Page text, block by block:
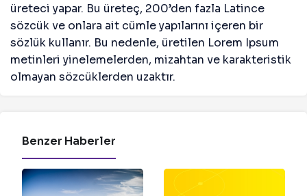
üreteci yapar. Bu üreteç, 200’den fazla Latince
sözcük ve onlara ait cümle yapılarını içeren bir
sözlük kullanır. Bu nedenle, üretilen Lorem Ipsum
metinleri yinelemelerden, mizahtan ve karakteristik
olmayan sözcüklerden uzaktır.
Benzer Haberler